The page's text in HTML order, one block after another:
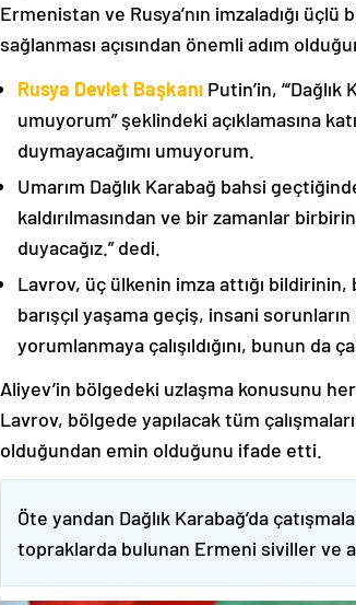
Ermenistan ve Rusya’nın imzaladığı
sağlanması açısından önemli adım
Rusya Devlet Başkanı Putin’in,
umuyorum” şeklindeki açıklamasına
duymayacağımı umuyorum.
Umarım Dağlık Karabağ bahsi
kaldırılmasından ve bir zamanlar
duyacağız.” dedi.
Lavrov, üç ülkenin imza attığı
barışçıl yaşama geçiş, insani
yorumlanmaya çalışıldığını, bunun da
Aliyev’in bölgedeki uzlaşma konusunu
Lavrov, bölgede yapılacak tüm
olduğundan emin olduğunu ifade etti.
Öte yandan Dağlık Karabağ’da
topraklarda bulunan Ermeni siviller ve